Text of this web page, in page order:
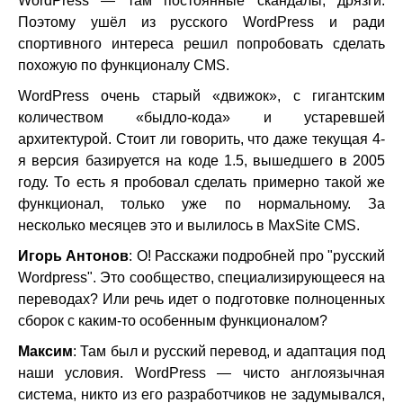
Поэтому ушёл из русского WordPress и ради
спортивного интереса решил попробовать сделать
похожую по функционалу CMS.
WordPress очень старый «движок», с гигантским
количеством «быдло-кода» и устаревшей
архитектурой. Стоит ли говорить, что даже текущая 4-
я версия базируется на коде 1.5, вышедшего в 2005
году. То есть я пробовал сделать примерно такой же
функционал, только уже по нормальному. За
несколько месяцев это и вылилось в MaxSite CMS.
Игорь Антонов: О! Расскажи подробней про "русский
Wordpress". Это сообщество, специализирующееся на
переводах? Или речь идет о подготовке полноценных
сборок с каким-то особенным функционалом?
Максим: Там был и русский перевод, и адаптация под
наши условия. WordPress — чисто англоязычная
система, никто из его разработчиков не задумывался,